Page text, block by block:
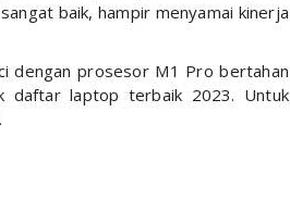
baik, hampir menyamai kinerja
dengan prosesor M1 Pro bertahan
daftar laptop terbaik 2023. Untuk